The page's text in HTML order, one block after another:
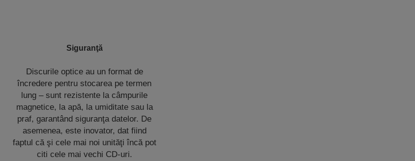
Siguranţă
Discurile optice au un format de
încredere pentru stocarea pe termen
lung – sunt rezistente la câmpurile
magnetice, la apă, la umiditate sau la
praf, garantând siguranţa datelor. De
asemenea, este inovator, dat fiind
faptul că şi cele mai noi unităţi încă pot
citi cele mai vechi CD-uri.